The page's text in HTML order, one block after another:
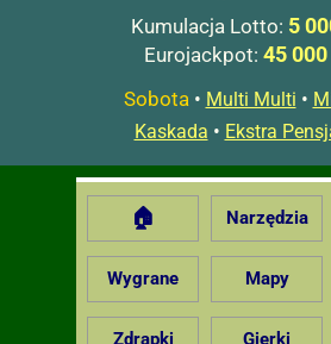
Kumulacja Lotto: 5
Eurojackpot: 45 000
Sobota• Multi Multi •
Kaskada • Ekstra
🏠 Narzędzia
Wygrane Mapy
Zdrapki Gierki